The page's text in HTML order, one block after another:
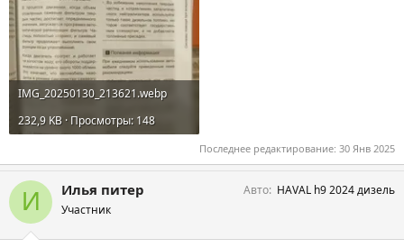
IMG_20250130_213621.webp
232,9 KB · Просмотры: 148
Последнее редактирование: 30 Янв 2025
И Илья питер
Участник
Авто HAVAL h9 2024 дизель